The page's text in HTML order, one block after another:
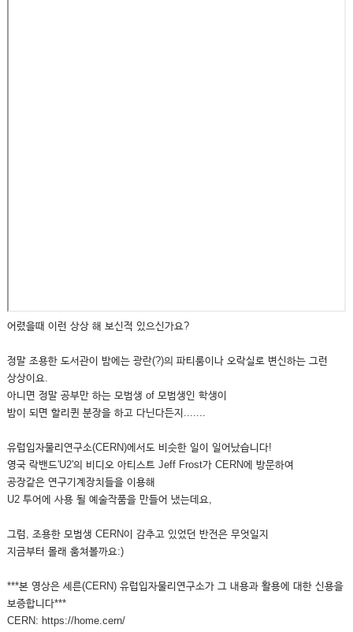
어렸을때 이런 상상 해 보신적 있으신가요?
정말 조용한 도서관이 밤에는 광란(?)의 파티룸이나 오락실로 변신하는 그런
상상이요.
아니면 정말 공부만 하는 모범생 of 모범생인 학생이
밤이 되면 할리퀸 분장을 하고 다닌다든지.......
유럽입자물리연구소(CERN)에서도 비슷한 일이 일어났습니다!
영국 락밴드'U2'의 비디오 아티스트 Jeff Frost가 CERN에 방문하여
공장같은 연구기계장치들을 이용해
U2 투어에 사용 될 예술작품을 만들어 냈는데요,
그럼, 조용한 모범생 CERN이 감추고 있었던 반전은 무엇일지
지금부터 몰래 훔쳐볼까요:)
***본 영상은 세른(CERN) 유럽입자물리연구소가 그 내용과 활용에 대한 신용을
보증합니다***
CERN: https://home.cern/